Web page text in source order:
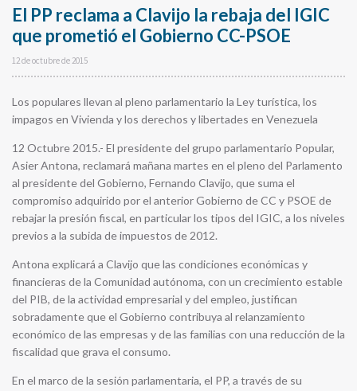
El PP reclama a Clavijo la rebaja del IGIC
que prometió el Gobierno CC-PSOE
12 de octubre de 2015
Los populares llevan al pleno parlamentario la Ley turística, los
impagos en Vivienda y los derechos y libertades en Venezuela
12 Octubre 2015.- El presidente del grupo parlamentario Popular,
Asier Antona, reclamará mañana martes en el pleno del Parlamento
al presidente del Gobierno, Fernando Clavijo, que suma el
compromiso adquirido por el anterior Gobierno de CC y PSOE de
rebajar la presión fiscal, en particular los tipos del IGIC, a los niveles
previos a la subida de impuestos de 2012.
Antona explicará a Clavijo que las condiciones económicas y
financieras de la Comunidad autónoma, con un crecimiento estable
del PIB, de la actividad empresarial y del empleo, justifican
sobradamente que el Gobierno contribuya al relanzamiento
económico de las empresas y de las familias con una reducción de la
fiscalidad que grava el consumo.
En el marco de la sesión parlamentaria, el PP, a través de su